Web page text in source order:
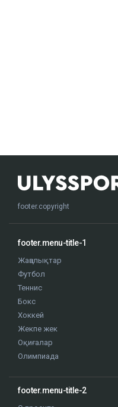
footer.copyright
footer.menu-title-1
Жаңалықтар
Футбол
Теннис
Бокс
Хоккей
Жекпе жек
Оқиғалар
Олимпиада
footer.menu-title-2